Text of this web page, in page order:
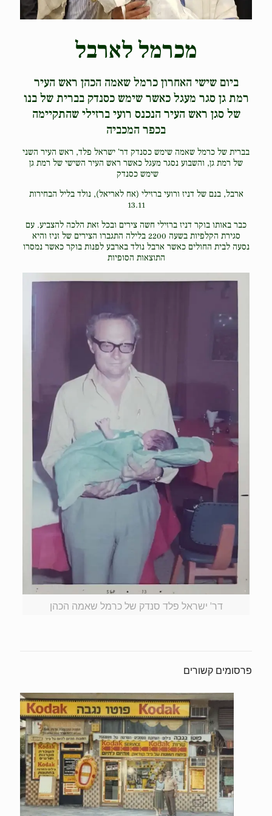
מכרמל לארבל
ביום שישי האחרון כרמל שאמה הכהן ראש העיר
רמת גן סגר מעגל כאשר שימש כסנדק בברית של בנו
של סגן ראש העיר הנכנס רועי ברזילי שהתקיימה
בכפר המכביה
בברית של כרמל שאמה שימש כסנדק דר' ישראל פלד, ראש העיר השני
של רמת גן, והשבוע נסגר מעגל כאשר ראש העיר השישי של רמת גן
שימש כסנדק
ארבל, בנם שלדניז ורועי ברזילי (אח לאריאל), נולד בליל הבחירות
13.11
כבר באותו בוקר דניז ברזילי חשה צירים ובכל זאת הלכה להצביע. עם
סגירת הקלפיות בשעה 2200 בלילה התגברו הצירים של זניז והיא
נסעה לבית החולים כאשר ארבל נולד בארבע לפנות בוקר כאשר נמסרו
התוצאות הסופיות
דר' ישראל פלד סנדק של כרמל שאמה הכהן
פרסומים קשורים